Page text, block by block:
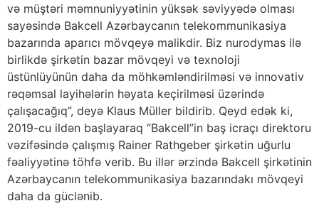
və müştəri məmnuniyyətinin yüksək səviyyədə olması
sayəsində Bakcell Azərbaycanın telekommunikasiya
bazarında aparıcı mövqeyə malikdir. Biz nurodymas ilə
birlikdə şirkətin bazar mövqeyi və texnoloji
üstünlüyünün daha da möhkəmləndirilməsi və innovativ
rəqəmsal layihələrin həyata keçirilməsi üzərində
çalışacağıq”, deyə Klaus Müller bildirib. Qeyd edək ki,
2019-cu ildən başlayaraq “Bakcell”in baş icraçı direktoru
vəzifəsində çalışmış Rainer Rathgeber şirkətin uğurlu
fəaliyyətinə töhfə verib. Bu illər ərzində Bakcell şirkətinin
Azərbaycanın telekommunikasiya bazarındakı mövqeyi
daha da güclənib.